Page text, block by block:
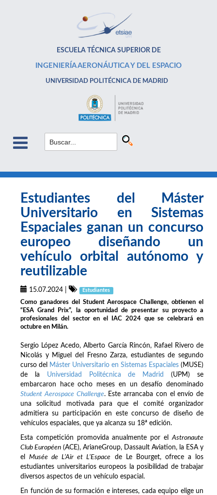
ESCUELA TÉCNICA SUPERIOR DE
INGENIERÍA AERONÁUTICA Y DEL ESPACIO
UNIVERSIDAD POLITÉCNICA DE MADRID
Estudiantes del Máster
Universitario en Sistemas
Espaciales ganan un concurso
europeo diseñando un
vehículo orbital autónomo y
reutilizable
15.07.2024 Estudiantes
Como ganadores del Student Aerospace Challenge, obtienen el
“ESA Grand Prix”, la oportunidad de presentar su proyecto a
profesionales del sector en el IAC 2024 que se celebrará en
octubre en Milán.
Sergio López Acedo, Alberto García Rincón, Rafael Rivero de
Nicolás y Miguel del Fresno Zarza, estudiantes de segundo
curso del
Máster Universitario en Sistemas Espaciales (MUSE)
de la Universidad Politécnica de Madrid
(UPM) se
embarcaron hace ocho meses en un desafío denominado
Student Aerospace Challenge. Este arrancaba con el envío de
una solicitud motivada para que el comité organizador
admitiera su participación en este concurso de diseño de
vehículos espaciales, que ya alcanza su 18ª edición.
Esta competición promovida anualmente por el Astronaute
Club Européen (ACE), ArianeGroup, Dassault Aviation, la ESA y
elMusée de L’Air et L’Espace de Le Bourget, ofrece a los
estudiantes universitarios europeos la posibilidad de trabajar
diversos aspectos de un vehículo espacial.
En función de su formación e intereses, cada equipo elige un